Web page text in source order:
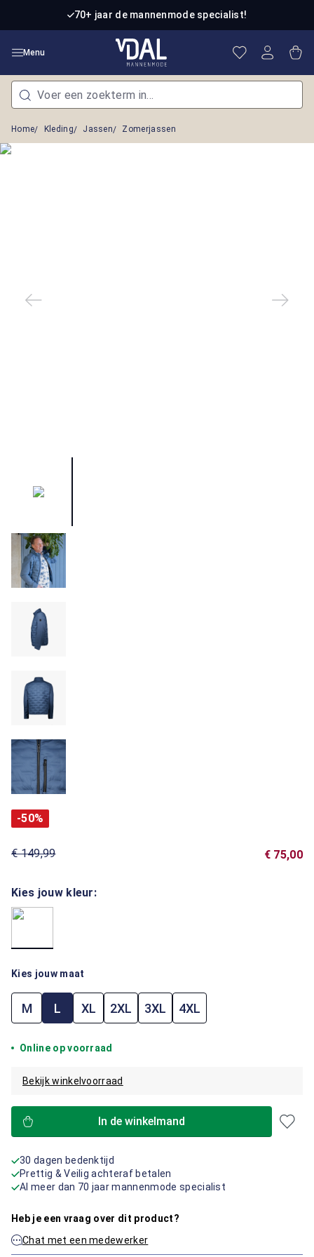
Ga naar de hoofdinhoud70+ jaar de mannenmode specialist!
Menu Je hebt 0
Home Kleding Jassen Zomerjassen
Afbeeldingengalerij overslaan
-50%
€ 149,99 € 75,00
Kies jouw kleur:
Kies jouw maat
M L XL 2XL 3XL 4XL
Online op voorraad
Bekijk winkelvoorraad
In de winkelmand
30 dagen bedenktijd
Prettig & Veilig achteraf betalen
Al meer dan 70 jaar mannenmode specialist
Heb je een vraag over dit product?
Chat met een medewerker